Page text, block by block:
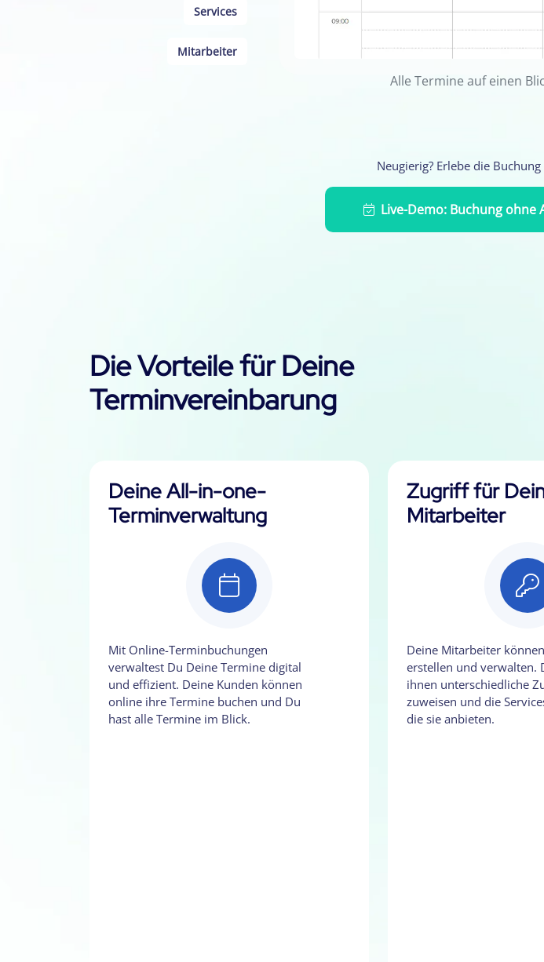
Services
Mitarbeiter
Alle Termine auf einen
Neugierig? Erlebe die
Live-Demo: Buchung
Die Vorteile für Deine
Terminvereinbarung
Deine All-in-one-
Terminverwaltung
Mit Online-Terminbuchungen
verwaltest Du Deine Termine digital
und effizient. Deine Kunden können
online ihre Termine buchen und Du
hast alle Termine im Blick.
Zugriff für
Mitarbeiter
Deine Mitarbeiter
erstellen und verwalten.
ihnen unterschiedliche
zuweisen und die
die sie anbieten.